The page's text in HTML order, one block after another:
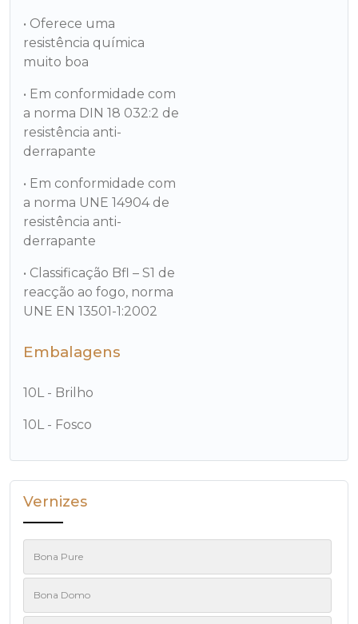
• Oferece uma
resistência química
muito boa
• Em conformidade com
a norma DIN 18 032:2 de
resistência anti-
derrapante
• Em conformidade com
a norma UNE 14904 de
resistência anti-
derrapante
• Classificação Bfl – S1 de
reacção ao fogo, norma
UNE EN 13501-1:2002
Embalagens
10L - Brilho
10L - Fosco
Vernizes
Bona Pure
Bona Domo